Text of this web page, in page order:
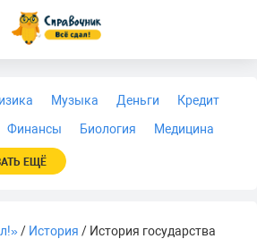
Музыка Деньги
Кредит
Финансы Биология
Медицина
ЕЩЁ
/ История / История государства